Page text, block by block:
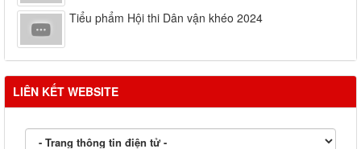
Tiểu phẩm Hội thi Dân vận khéo 2024
LIÊN KẾT WEBSITE